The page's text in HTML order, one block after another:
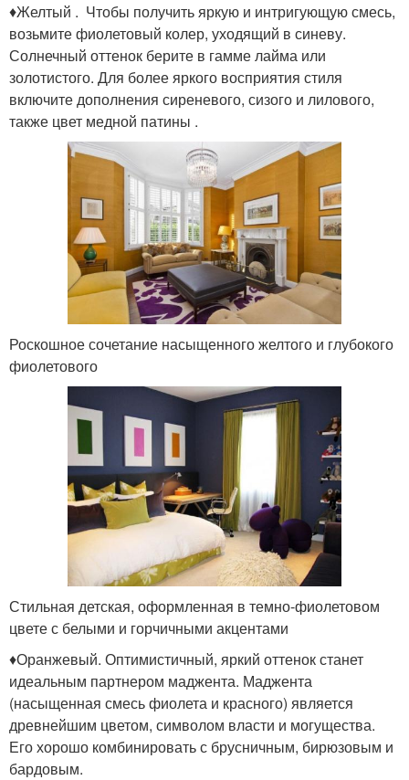
♦Желтый . Чтобы получить яркую и интригующую смесь,
возьмите фиолетовый колер, уходящий в синеву.
Солнечный оттенок берите в гамме лайма или
золотистого. Для более яркого восприятия стиля
включите дополнения сиреневого, сизого и лилового,
также цвет медной патины .
Роскошное сочетание насыщенного желтого и глубокого
фиолетового
Стильная детская, оформленная в темно-фиолетовом
цвете с белыми и горчичными акцентами
♦Оранжевый. Оптимистичный, яркий оттенок станет
идеальным партнером маджента. Маджента
(насыщенная смесь фиолета и красного) является
древнейшим цветом, символом власти и могущества.
Его хорошо комбинировать с брусничным, бирюзовым и
бардовым.